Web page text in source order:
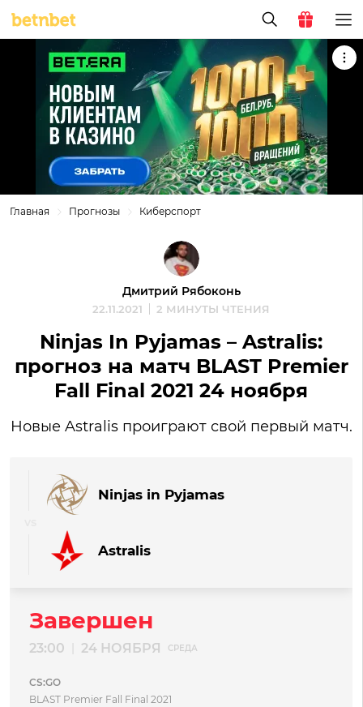
Главная Прогнозы Киберспорт
Дмитрий Рябоконь
22.11.2021 2 МИНУТЫ ЧТЕНИЯ
Ninjas In Pyjamas – Astralis:
прогноз на матч BLAST Premier
Fall Final 2021 24 ноября
Новые Astralis проиграют свой первый матч.
Ninjas in Pyjamas
Astralis
Завершен
23:00 24 НОЯБРЯ СРЕДА
CS:GO
BLAST Premier Fall Final 2021